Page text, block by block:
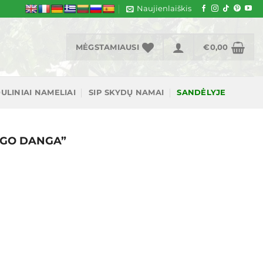
Naujienlaiškis
MĖGSTAMIAUSI €0,00
NAMELIAI SIP SKYDŲ NAMAI SANDĖLYJE
DANGA”